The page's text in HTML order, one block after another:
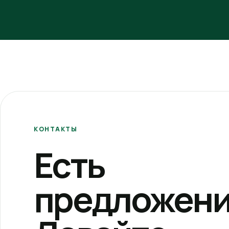
КОНТАКТЫ
Есть